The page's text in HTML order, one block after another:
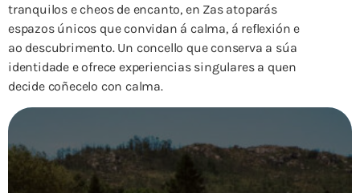
tranquilos e cheos de encanto, en Zas atoparás
espazos únicos que convidan á calma, á reflexión e
ao descubrimento. Un concello que conserva a súa
identidade e ofrece experiencias singulares a quen
decide coñecelo con calma.
Torres do Allo